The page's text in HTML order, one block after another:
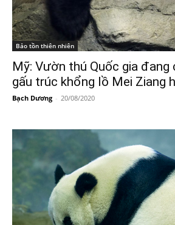
Bảo tồn thiên nhiên
Mỹ: Vườn thú Quốc gia
gấu trúc khổng lồ Mei Ziang
Bạch Dương - 20/08/2020